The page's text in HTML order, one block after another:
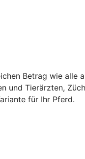
Betrag wie alle
Tierärzten,
für Ihr Pferd.